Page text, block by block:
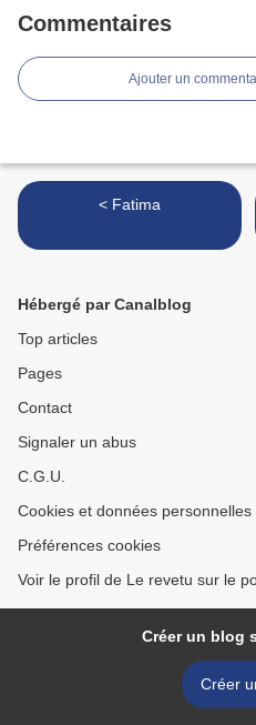
Commentaires
Ajouter un
< Fatima
Hébergé par Canalblog
Top articles
Pages
Contact
Signaler un abus
C.G.U.
Cookies et données personnelles
Préférences cookies
Voir le profil de Le revetu sur le
Créer un blog
Créer